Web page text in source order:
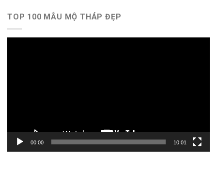
TOP 100 MẪU MỘ THÁP ĐẸP
00:00 10:01